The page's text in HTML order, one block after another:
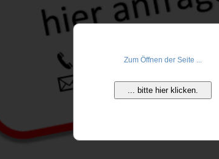
Zum Öffnen der Seite ...
... bitte hier klicken.